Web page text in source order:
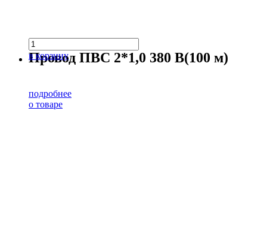
в корзину
Провод ПВС 2*1,0 380 В(100 м)
подробнее
о товаре